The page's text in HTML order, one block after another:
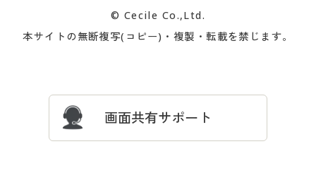
プレゼント＆キャンペーン サイトマップ
ついて
忘れの場合
© Cecile Co.,Ltd.
本サイトの無断複写(コピー)・複製・転載を禁じます。
画面共有サポート